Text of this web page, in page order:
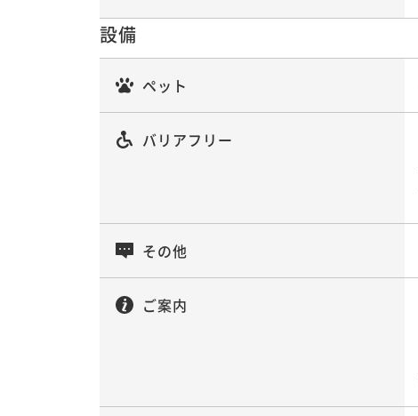
設備
ペット
バリアフリー
その他
ご案内